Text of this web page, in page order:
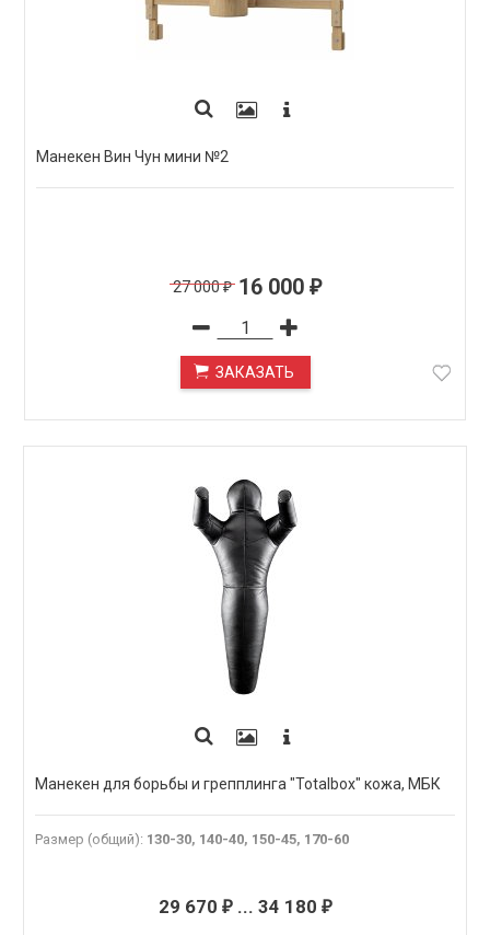
Манекен Вин Чун мини №2
27 000₽ 16 000 ₽
ЗАКАЗАТЬ
Манекен для борьбы и грепплинга "Totalbox" кожа, МБК
Размер (общий): 130-30, 140-40, 150-45, 170-60
29 670 ₽... 34 180 ₽